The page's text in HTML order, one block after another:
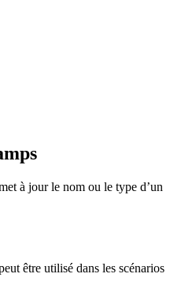
à jour le nom ou le type d’un
être utilisé dans les scénarios